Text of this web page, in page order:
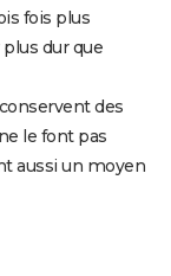
fois plus
dur que
des
le font pas
aussi un moyen